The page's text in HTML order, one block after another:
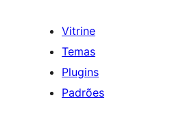
Vitrine
Temas
Plugins
Padrões